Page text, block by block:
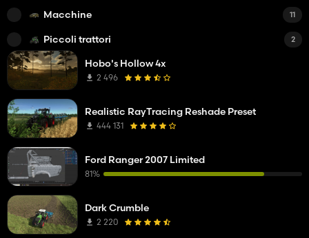
Macchine 11
Piccoli trattori 2
Hobo's Hollow 4x
2 496
Realistic RayTracing Reshade Preset
444 131
Ford Ranger 2007 Limited
81%
Dark Crumble
2 220